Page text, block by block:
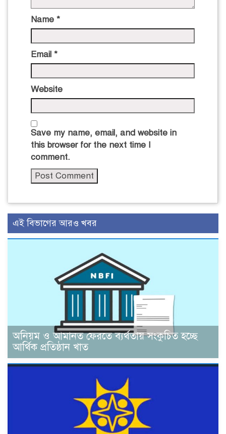
Name *
Email *
Website
Save my name, email, and website in
this browser for the next time I
comment.
এই বিভাগের আরও খবর
অনিয়ম ও আমানত ফেরতে ব্যর্থতায় সংকুচিত হচ্ছে
আর্থিক প্রতিষ্ঠান খাত